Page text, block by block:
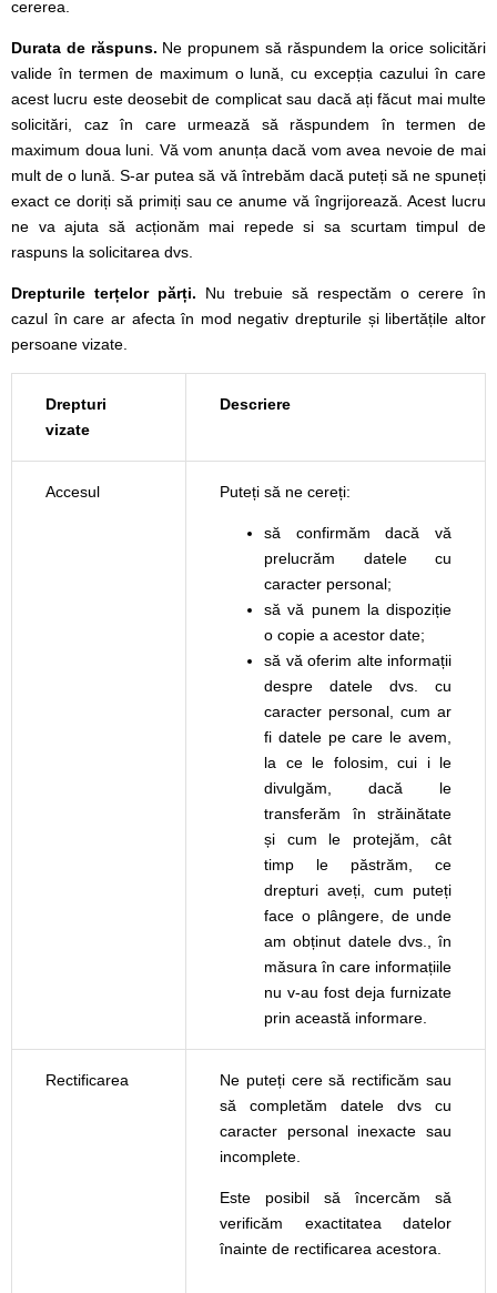
cererea.
Durata de răspuns. Ne propunem să răspundem la orice solicitări
valide în termen de maximum o lună, cu excepția cazului în care
acest lucru este deosebit de complicat sau dacă ați făcut mai multe
solicitări, caz în care urmează să răspundem în termen de
maximum doua luni. Vă vom anunța dacă vom avea nevoie de mai
mult de o lună. S-ar putea să vă întrebăm dacă puteți să ne spuneți
exact ce doriți să primiți sau ce anume vă îngrijorează. Acest lucru
ne va ajuta să acționăm mai repede si sa scurtam timpul de
raspuns la solicitarea dvs.
Drepturile terțelor părți. Nu trebuie să respectăm o cerere în
cazul în care ar afecta în mod negativ drepturile și libertățile altor
persoane vizate.
Drepturi
vizate
Descriere
Accesul Puteți să ne cereți:
să confirmăm dacă vă
prelucrăm datele cu
caracter personal;
să vă punem la dispoziție
o copie a acestor date;
să vă oferim alte informații
despre datele dvs. cu
caracter personal, cum ar
fi datele pe care le avem,
la ce le folosim, cui i le
divulgăm, dacă le
transferăm în străinătate
și cum le protejăm, cât
timp le păstrăm, ce
drepturi aveți, cum puteți
face o plângere, de unde
am obținut datele dvs., în
măsura în care informațiile
nu v-au fost deja furnizate
prin această informare.
Rectificarea
Ne puteți cere să rectificăm sau
să completăm datele dvs cu
caracter personal inexacte sau
incomplete.
Este posibil să încercăm să
verificăm exactitatea datelor
înainte de rectificarea acestora.